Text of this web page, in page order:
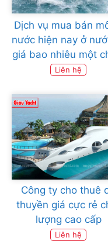
Dịch vụ mua bán
nước hiện nay ở
giá bao nhiêu một
Liên hệ
Công ty cho thuê
thuyền giá cực rẻ
lượng cao cấp
Liên hệ